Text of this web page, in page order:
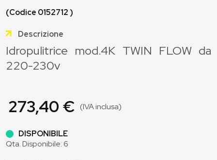
(Codice 0152712 )
Descrizione
Idropulitrice mod.4K TWIN FLOW da
220-230v
273,40 € (IVA inclusa)
DISPONIBILE
Qta. Disponibile: 6